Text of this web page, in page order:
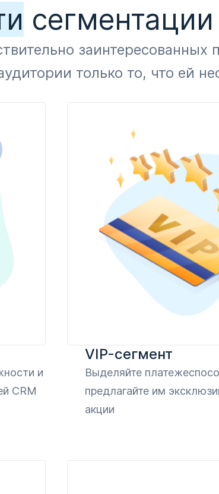
заинтересованных
только то, что ей
и
CRM
VIP-сегмент
Выделяйте
предлагайте им
акции